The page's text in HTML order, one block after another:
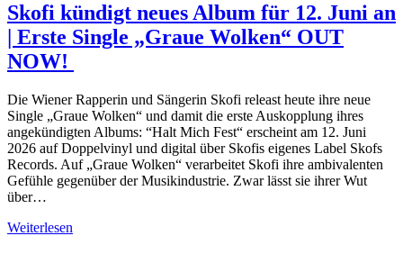
Skofi kündigt neues Album für 12. Juni an
| Erste Single „Graue Wolken“ OUT
NOW!
Die Wiener Rapperin und Sängerin Skofi releast heute ihre neue
Single „Graue Wolken“ und damit die erste Auskopplung ihres
angekündigten Albums: “Halt Mich Fest“ erscheint am 12. Juni
2026 auf Doppelvinyl und digital über Skofis eigenes Label Skofs
Records. Auf „Graue Wolken“ verarbeitet Skofi ihre ambivalenten
Gefühle gegenüber der Musikindustrie. Zwar lässt sie ihrer Wut
über…
Weiterlesen